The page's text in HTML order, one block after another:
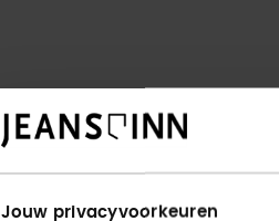
Jouw privacyvoorkeuren